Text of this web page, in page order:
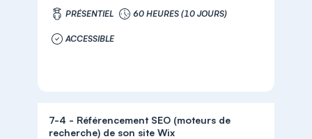
PRÉSENTIEL 60 HEURES (10 JOURS)
ACCESSIBLE
7-4 - Référencement SEO (moteurs de
recherche) de son site Wix